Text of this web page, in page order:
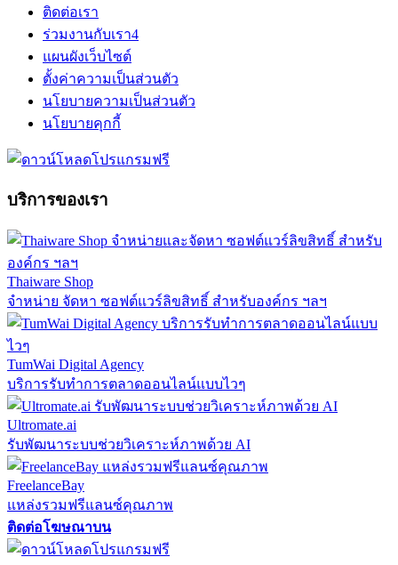
ติดต่อเรา
ร่วมงานกับเรา4
แผนผังเว็บไซต์
ตั้งค่าความเป็นส่วนตัว
นโยบายความเป็นส่วนตัว
นโยบายคุกกี้
บริการของเรา
Thaiware Shop
จำหน่าย จัดหา ซอฟต์แวร์ลิขสิทธิ์ สำหรับองค์กร ฯลฯ
TumWai Digital Agency
บริการรับทำการตลาดออนไลน์แบบไวๆ
Ultromate.ai
รับพัฒนาระบบช่วยวิเคราะห์ภาพด้วย AI
FreelanceBay
แหล่งรวมฟรีแลนซ์คุณภาพ
ติดต่อโฆษณาบน